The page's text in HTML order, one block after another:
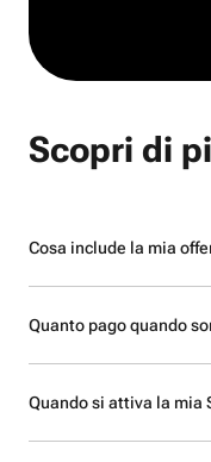
Scopri di
Cosa include la mia
Quanto pago quando
Quando si attiva la mia